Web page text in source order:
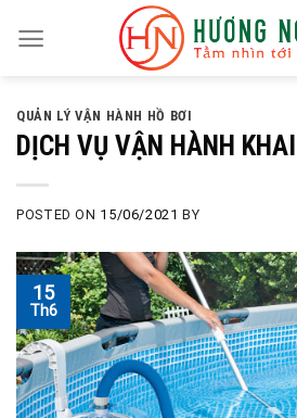
QUẢN LÝ VẬN HÀNH HỒ BƠI
DỊCH VỤ VẬN HÀNH
POSTED ON 15/06/2021 BY
15
Th6